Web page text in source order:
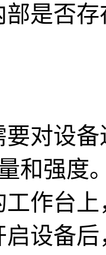
是否
对设
和强度
作台
设备